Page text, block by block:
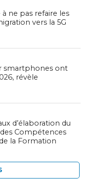
à ne pas refaire les
vers la 5G
smartphones ont
révèle
d’élaboration du
Compétences
la Formation